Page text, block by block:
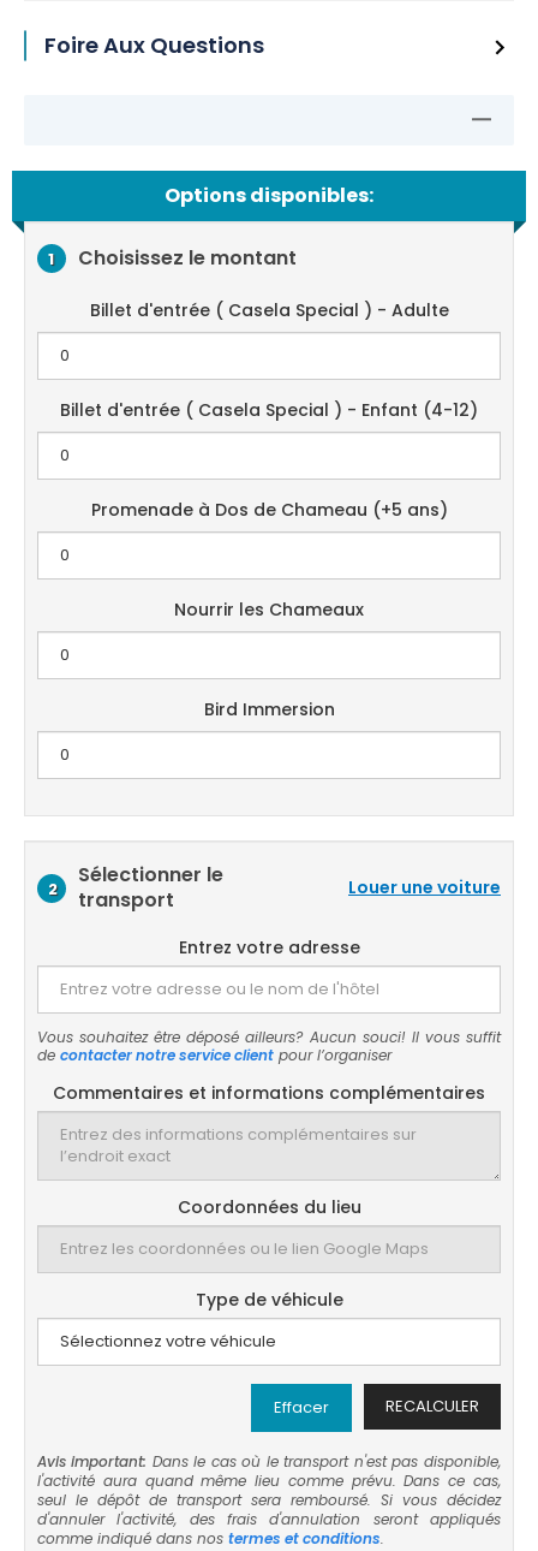
Foire Aux Questions
Options disponibles:
1 Choisissez le montant
Billet d'entrée ( Casela Special ) - Adulte
Billet d'entrée ( Casela Special ) - Enfant (4-12)
Promenade à Dos de Chameau (+5 ans)
Nourrir les Chameaux
Bird Immersion
2
Sélectionner le
transport
Louer une voiture
Entrez votre adresse
Vous souhaitez être déposé ailleurs? Aucun souci! Il vous suffit
de contacter notre service client pour l’organiser
Commentaires et informations complémentaires
Coordonnées du lieu
Type de véhicule
RECALCULER
Effacer
Avis important: Dans le cas où le transport n'est pas disponible,
l'activité aura quand même lieu comme prévu. Dans ce cas,
seul le dépôt de transport sera remboursé. Si vous décidez
d'annuler l'activité, des frais d'annulation seront appliqués
comme indiqué dans nos termes et conditions.